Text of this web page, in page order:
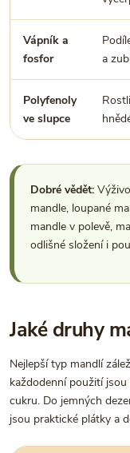
Vápník a
fosfor
a
Polyfenoly
ve slupce
Dobré vědět:
mandle, loupané
mandle v polevě,
odlišné složení i
Jaké druhy
Nejlepší typ mandlí
každodenní použití
cukru. Do jemných
jsou praktické plátky a